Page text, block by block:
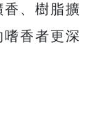
香、樹脂擴
香者更深